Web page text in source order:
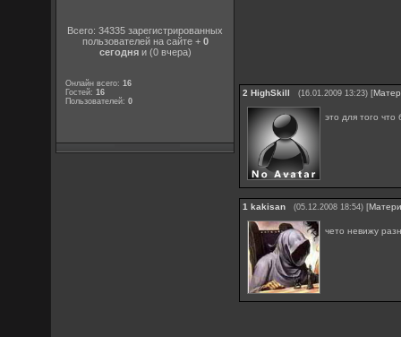
Всего: 34335 зарегистрированных
пользователей на сайте + 0
сегодняи (0 вчера)
Онлайн всего:16
Гостей:16
Пользователей:0
2 HighSkill (16.01.2009 13:23) [
это для того
1 kakisan (05.12.2008 18:54) [
чето невижу